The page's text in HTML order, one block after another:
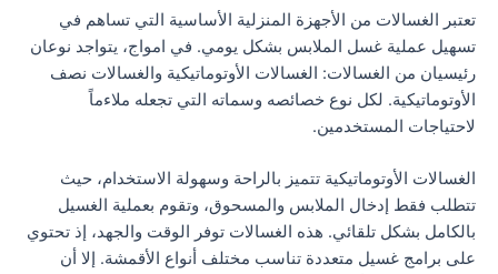
تعتبر الغسالات من الأجهزة المنزلية الأساسية التي تساهم في
تسهيل عملية غسل الملابس بشكل يومي. في امواج، يتواجد نوعان
رئيسيان من الغسالات: الغسالات الأوتوماتيكية والغسالات نصف
الأوتوماتيكية. لكل نوع خصائصه وسماته التي تجعله ملاءماً
لاحتياجات المستخدمين.
الغسالات الأوتوماتيكية تتميز بالراحة وسهولة الاستخدام، حيث
تتطلب فقط إدخال الملابس والمسحوق، وتقوم بعملية الغسيل
بالكامل بشكل تلقائي. هذه الغسالات توفر الوقت والجهد، إذ تحتوي
على برامج غسيل متعددة تناسب مختلف أنواع الأقمشة. إلا أن